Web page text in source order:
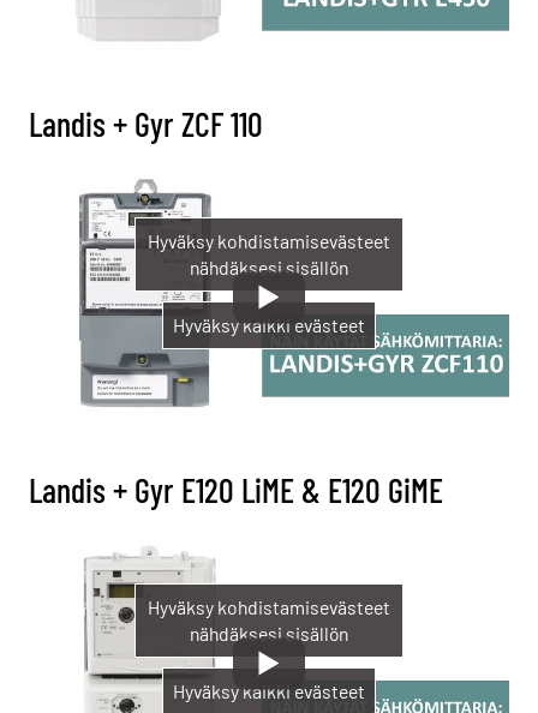
Landis + Gyr ZCF 110
Hyväksy kohdistamisevästeet
nähdäksesi sisällön
Hyväksy kaikki evästeet
Landis + Gyr E120 LiME & E120 GiME
Hyväksy kohdistamisevästeet
nähdäksesi sisällön
Hyväksy kaikki evästeet